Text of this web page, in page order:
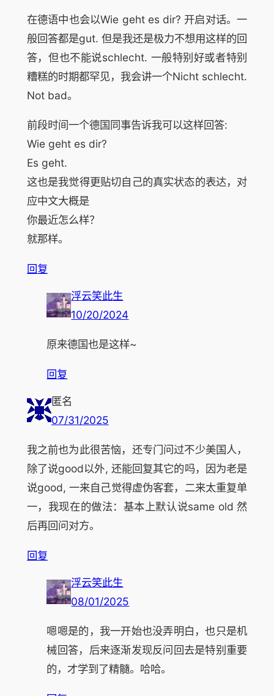
在德语中也会以Wie geht es dir? 开启对话。一
般回答都是gut. 但是我还是极力不想用这样的回
答，但也不能说schlecht. 一般特别好或者特别
糟糕的时期都罕见，我会讲一个Nicht schlecht.
Not bad。
前段时间一个德国同事告诉我可以这样回答:
Wie geht es dir?
Es geht.
这也是我觉得更贴切自己的真实状态的表达，对
应中文大概是
你最近怎么样？
就那样。
回复
浮云笑此生
10/20/2024
原来德国也是这样~
回复
匿名
07/31/2025
我之前也为此很苦恼，还专门问过不少美国人，
除了说good以外, 还能回复其它的吗，因为老是
说good, 一来自己觉得虚伪客套，二来太重复单
一，我现在的做法：基本上默认说same old 然
后再回问对方。
回复
浮云笑此生
08/01/2025
嗯嗯是的，我一开始也没弄明白，也只是机
械回答，后来逐渐发现反问回去是特别重要
的，才学到了精髓。哈哈。